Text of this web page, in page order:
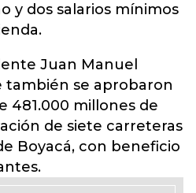
y dos salarios mínimos
Juan Manuel
también se aprobaron
481.000 millones de
de siete carreteras
Boyacá, con beneficio